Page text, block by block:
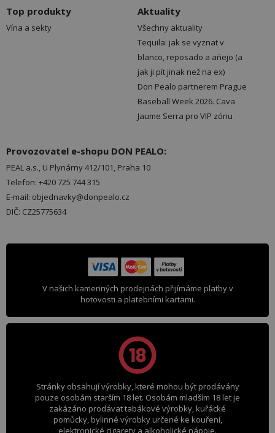
Top produkty
Vína a sekty
Aktuality
Všechny aktuality
Tequila: jak se vyznat v
blanco, reposado a añejo (a
jak ji pít jinak než na ex)
Don Pealo partnerem Prague
Baseball Week 2026. Cava
Jaume Serra pro VIP zónu
Provozovatel e-shopu DON PEALO:
PEAL a.s., U Plynárny 412/101, Praha 10
Telefon: +420 725 744 315
E-mail: objednavky@donpealo.cz
DIČ: CZ25775634
V našich kamenných prodejnách přijímáme platby v
hotovosti a platebními kartami.
Stránky obsahují výrobky, které mohou být prodávány
pouze osobám starším 18 let. Osobám mladším 18 let je
zakázáno prodávat tabákové výrobky, kuřácké
pomůcky, bylinné výrobky určené ke kouření,
elektronické cigarety a alkoholické nápoje.